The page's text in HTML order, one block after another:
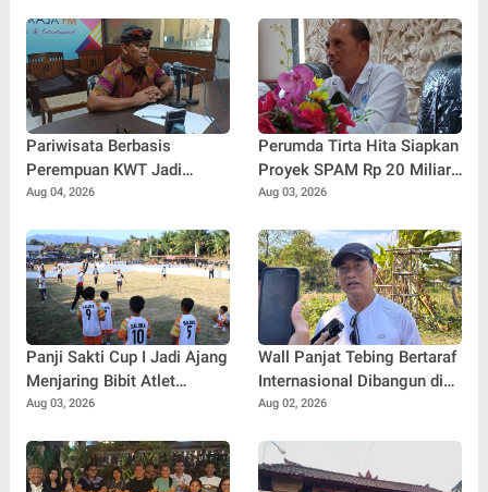
Pariwisata Berbasis
Perempuan KWT Jadi
Motor Penggerak Ekonomi
Aug 04, 2026
Perumda Tirta Hita Siapkan
Proyek SPAM Rp 20 Miliar,
Pasokan Air Banyuning dan
Stabil
Aug 03, 2026
Panji Sakti Cup I Jadi Ajang
Menjaring Bibit Atlet
Baseball Muda Buleleng
Aug 03, 2026
Wall Panjat Tebing Bertaraf
Internasional Dibangun di
Buleleng, Dukung Sport
Aug 02, 2026